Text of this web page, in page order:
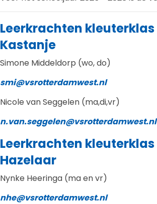
Leerkrachten kleuterklas
Kastanje
Simone Middeldorp (wo, do)
smi@vsrotterdamwest.nl
Nicole van Seggelen (ma,di,vr)
n.van.seggelen@vsrotterdamwest.nl
Leerkrachten kleuterklas
Hazelaar
Nynke Heeringa (ma en vr)
nhe@vsrotterdamwest.nl